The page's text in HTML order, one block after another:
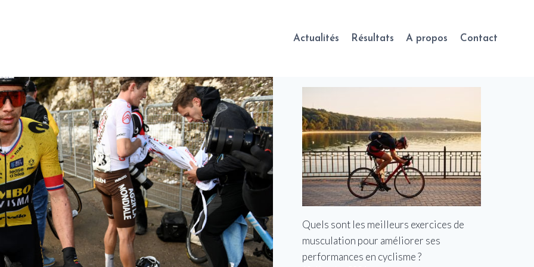
Actualités Résultats A propos Contact
Quels sont les meilleurs exercices de
musculation pour améliorer ses
performances en cyclisme ?